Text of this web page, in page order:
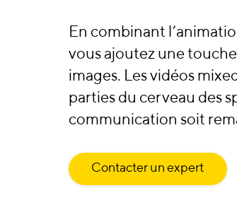
En combinant
vous ajoutez une
images. Les vidéos
parties du cerveau des
communication soit
Contacter un expert